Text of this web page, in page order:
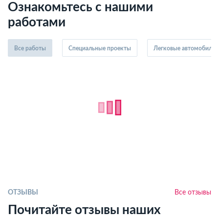
Ознакомьтесь с нашими
работами
Все работы Специальные проекты Легковые автомобили
ОТЗЫВЫ Все отзывы
Почитайте отзывы наших